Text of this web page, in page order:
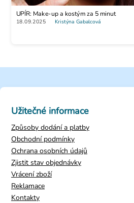
UPÍR: Make-up a kostým za 5 minut
18.09.2025 Kristýna Gabalcová
Užitečné informace
Způsoby dodání a platby
Obchodní podmínky
Ochrana osobních údajů
Zjistit stav objednávky
Vrácení zboží
Reklamace
Kontakty